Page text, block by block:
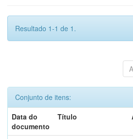
Resultado 1-1 de 1.
Conjunto de itens:
Data do
documento
Título